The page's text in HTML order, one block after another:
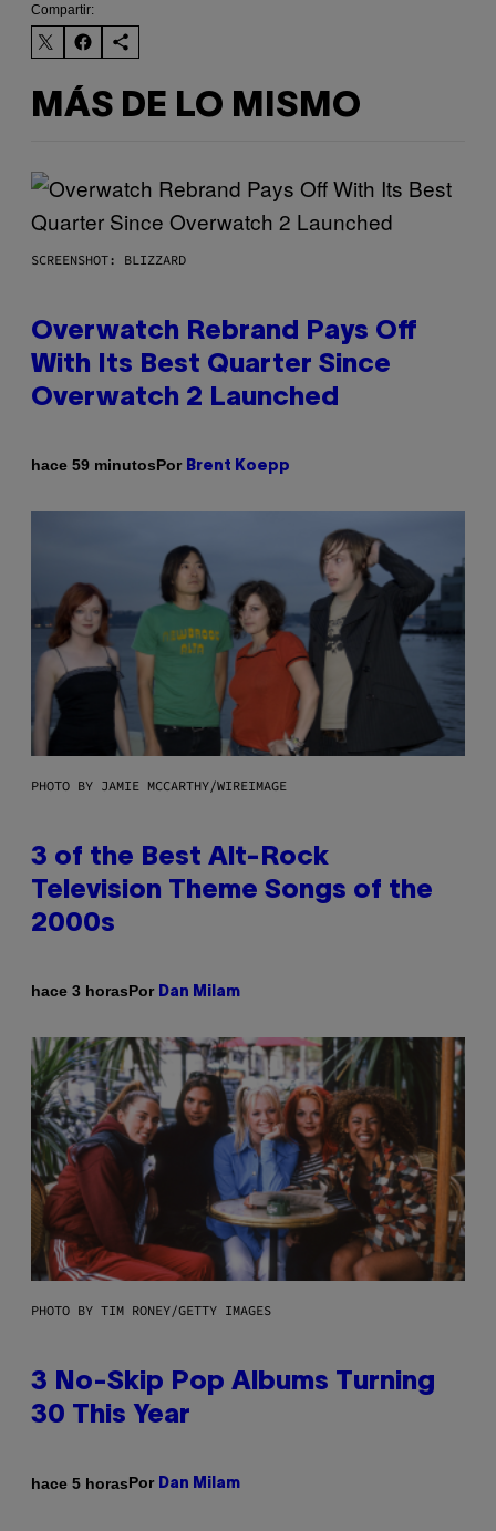
Compartir:
MÁS DE LO MISMO
SCREENSHOT: BLIZZARD
Overwatch Rebrand Pays Off
With Its Best Quarter Since
Overwatch 2 Launched
hace 59 minutosPor Brent Koepp
PHOTO BY JAMIE MCCARTHY/WIREIMAGE
3 of the Best Alt-Rock
Television Theme Songs of the
2000s
hace 3 horasPor Dan Milam
PHOTO BY TIM RONEY/GETTY IMAGES
3 No-Skip Pop Albums Turning
30 This Year
hace 5 horasPor Dan Milam